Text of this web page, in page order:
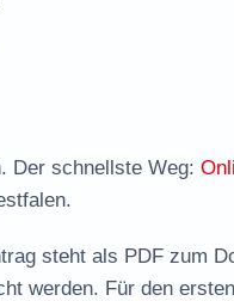
Der schnellste Weg:
steht als PDF zum
werden. Für den ersten